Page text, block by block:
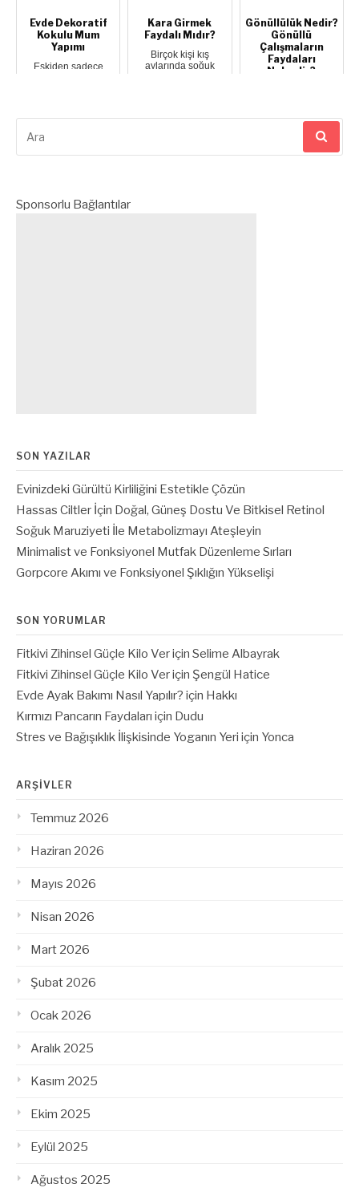
k...
hakkında ...
Evde Dekoratif
Kokulu Mum
Yapımı
Eskiden sadece
Kara Girmek
Faydalı Mıdır?
Birçok kişi kış
aylarında soğuk
Gönüllülük Nedir?
Gönüllü
Çalışmaların
Faydaları
Nelerdir?
karşılaşılan b...
yap:
Sponsorlu Bağlantılar
SON YAZILAR
Evinizdeki Gürültü Kirliliğini Estetikle Çözün
Hassas Ciltler İçin Doğal, Güneş Dostu Ve Bitkisel Retinol
Soğuk Maruziyeti İle Metabolizmayı Ateşleyin
Minimalist ve Fonksiyonel Mutfak Düzenleme Sırları
Gorpcore Akımı ve Fonksiyonel Şıklığın Yükselişi
SON YORUMLAR
Fitkivi Zihinsel Güçle Kilo Veriçin Selime Albayrak
Fitkivi Zihinsel Güçle Kilo Veriçin Şengül Hatice
Evde Ayak Bakımı Nasıl Yapılır? için Hakkı
Kırmızı Pancarın Faydaları için Dudu
Stres ve Bağışıklık İlişkisinde Yoganın Yeri için Yonca
ARŞIVLER
Temmuz 2026
Haziran 2026
Mayıs 2026
Nisan 2026
Mart 2026
Şubat 2026
Ocak 2026
Aralık 2025
Kasım 2025
Ekim 2025
Eylül 2025
Ağustos 2025